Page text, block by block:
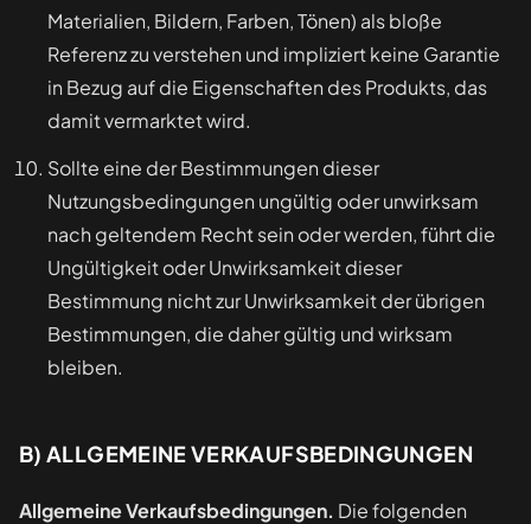
Materialien, Bildern, Farben, Tönen) als bloße
Referenz zu verstehen und impliziert keine Garantie
in Bezug auf die Eigenschaften des Produkts, das
damit vermarktet wird.
Sollte eine der Bestimmungen dieser
Nutzungsbedingungen ungültig oder unwirksam
nach geltendem Recht sein oder werden, führt die
Ungültigkeit oder Unwirksamkeit dieser
Bestimmung nicht zur Unwirksamkeit der übrigen
Bestimmungen, die daher gültig und wirksam
bleiben.
B) ALLGEMEINE VERKAUFSBEDINGUNGEN
Allgemeine Verkaufsbedingungen. Die folgenden